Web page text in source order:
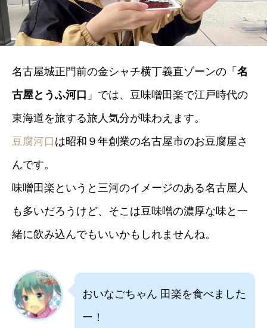
名古屋城正門前の金シャチ横丁義直ゾーンの「 名
古屋とうふ河口 」では、豆味噌田楽で江戸時代の
東海道を旅する旅人気分が味わえます。
豆腐河口 は昭和９年創業の名古屋市のお豆腐屋さ
んです。
味噌田楽というと三河のイメージのある名古屋人
も多いだろうけど、そこは豆味噌の濃厚な味と一
緒に飲み込んでもいいかもしれませんね。
おいなごちゃん 田楽を食べました
ー！